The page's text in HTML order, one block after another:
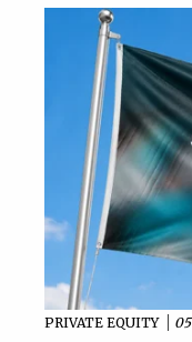
PRIVATE EQUITY